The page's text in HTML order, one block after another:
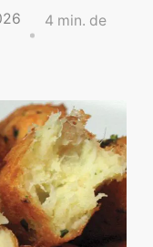
sobremesas
refeições
facilitar sua
cozinha. 🍰🥗
aprender a fazer
delicioso,
especial ou
4 min. de